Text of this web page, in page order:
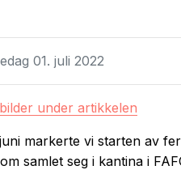
01. juli 2022
under artikkelen
markerte vi starten av
samlet seg i kantina i